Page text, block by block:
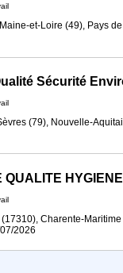
et-Loire (49), Pays
(79), Nouvelle-
Charente-
2026